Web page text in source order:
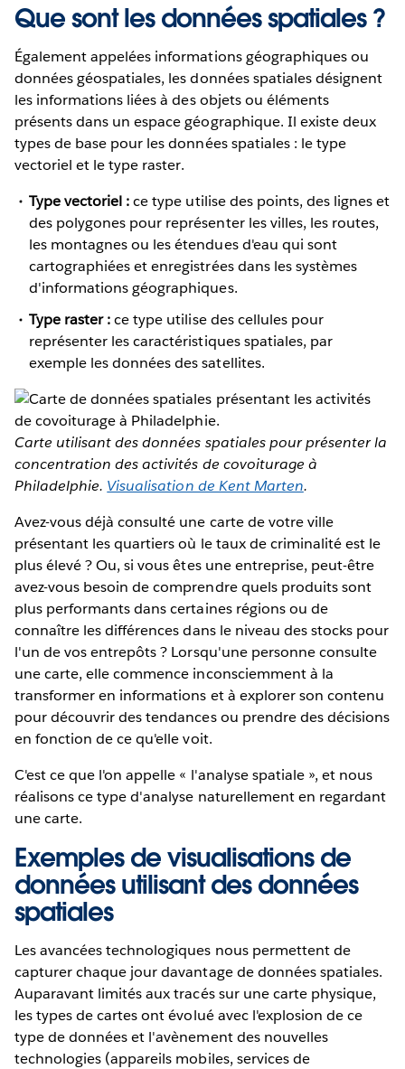
Que sont les données spatiales ?
Également appelées informations géographiques ou
données géospatiales, les données spatiales désignent
les informations liées à des objets ou éléments
présents dans un espace géographique. Il existe deux
types de base pour les données spatiales : le type
vectoriel et le type raster.
Type vectoriel :ce type utilise des points, des lignes et
des polygones pour représenter les villes, les routes,
les montagnes ou les étendues d'eau qui sont
cartographiées et enregistrées dans les systèmes
d'informations géographiques.
Type raster :ce type utilise des cellules pour
représenter les caractéristiques spatiales, par
exemple les données des satellites.
Carte utilisant des données spatiales pour présenter la
concentration des activités de covoiturage à
Philadelphie. Visualisation de Kent Marten.
Avez-vous déjà consulté une carte de votre ville
présentant les quartiers où le taux de criminalité est le
plus élevé ? Ou, si vous êtes une entreprise, peut-être
avez-vous besoin de comprendre quels produits sont
plus performants dans certaines régions ou de
connaître les différences dans le niveau des stocks pour
l'un de vos entrepôts ? Lorsqu'une personne consulte
une carte, elle commence inconsciemment à la
transformer en informations et à explorer son contenu
pour découvrir des tendances ou prendre des décisions
en fonction de ce qu'elle voit.
C'est ce que l'on appelle « l'analyse spatiale », et nous
réalisons ce type d'analyse naturellement en regardant
une carte.
Exemples de visualisations de
données utilisant des données
spatiales
Les avancées technologiques nous permettent de
capturer chaque jour davantage de données spatiales.
Auparavant limités aux tracés sur une carte physique,
les types de cartes ont évolué avec l'explosion de ce
type de données et l'avènement des nouvelles
technologies (appareils mobiles, services de